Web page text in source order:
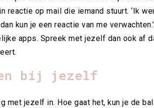
reactie op mail die iemand stuurt. ‘Ik
kun je een reactie van me
apps. Spreek met jezelf dan ook af
bij jezelf
met jezelf in. Hoe gaat het, kun je de